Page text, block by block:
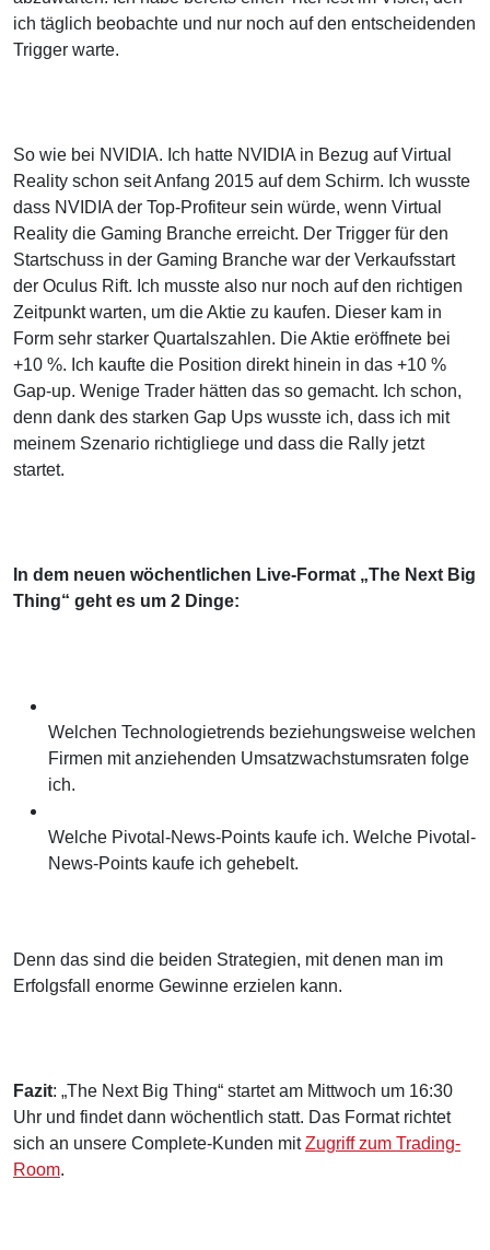
ich täglich beobachte und nur noch auf den entscheidenden
Trigger warte.
So wie bei NVIDIA. Ich hatte NVIDIA in Bezug auf Virtual
Reality schon seit Anfang 2015 auf dem Schirm. Ich wusste
dass NVIDIA der Top-Profiteur sein würde, wenn Virtual
Reality die Gaming Branche erreicht. Der Trigger für den
Startschuss in der Gaming Branche war der Verkaufsstart
der Oculus Rift. Ich musste also nur noch auf den richtigen
Zeitpunkt warten, um die Aktie zu kaufen. Dieser kam in
Form sehr starker Quartalszahlen. Die Aktie eröffnete bei
+10 %. Ich kaufte die Position direkt hinein in das +10 %
Gap-up. Wenige Trader hätten das so gemacht. Ich schon,
denn dank des starken Gap Ups wusste ich, dass ich mit
meinem Szenario richtigliege und dass die Rally jetzt
startet.
In dem neuen wöchentlichen Live-Format „The Next Big
Thing“ geht es um 2 Dinge:
Welchen Technologietrends beziehungsweise welchen
Firmen mit anziehenden Umsatzwachstumsraten folge
ich.
Welche Pivotal-News-Points kaufe ich. Welche Pivotal-
News-Points kaufe ich gehebelt.
Denn das sind die beiden Strategien, mit denen man im
Erfolgsfall enorme Gewinne erzielen kann.
Fazit: „The Next Big Thing“ startet am Mittwoch um 16:30
Uhr und findet dann wöchentlich statt. Das Format richtet
sich an unsere Complete-Kunden mitZugriff zum Trading-
Room.